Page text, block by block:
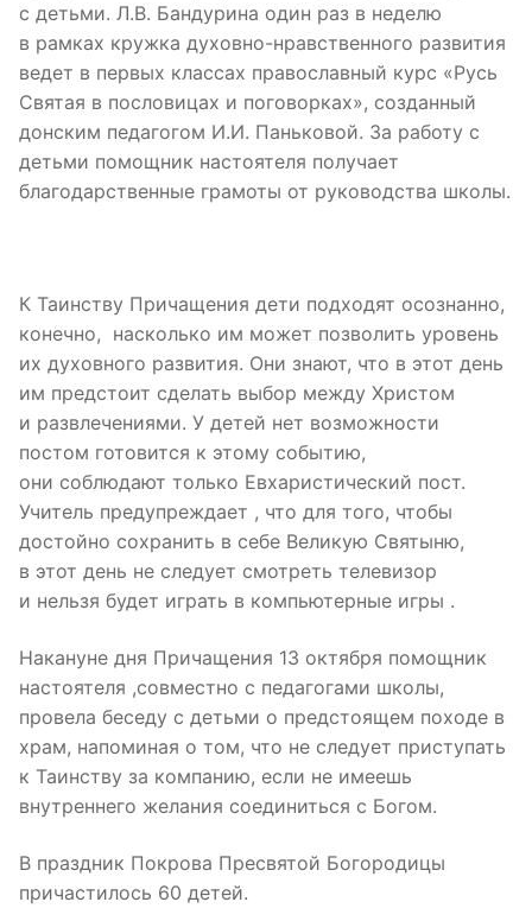
с детьми. Л.В. Бандурина один раз в неделю
в рамках кружка духовно-нравственного развития
ведет в первых классах православный курс «Русь
Святая в пословицах и поговорках», созданный
донским педагогом И.И. Паньковой. За работу с
детьми помощник настоятеля получает
благодарственные грамоты от руководства школы.
К Таинству Причащения дети подходят осознанно,
конечно, насколько им может позволить уровень
их духовного развития. Они знают, что в этот день
им предстоит сделать выбор между Христом
и развлечениями. У детей нет возможности
постом готовится к этому событию,
они соблюдают только Евхаристический пост.
Учитель предупреждает , что для того, чтобы
достойно сохранить в себе Великую Святыню,
в этот день не следует смотреть телевизор
и нельзя будет играть в компьютерные игры .
Накануне дня Причащения 13 октября помощник
настоятеля ,совместно с педагогами школы,
провела беседу с детьми о предстоящем походе в
храм, напоминая о том, что не следует приступать
к Таинству за компанию, если не имеешь
внутреннего желания соединиться с Богом.
В праздник Покрова Пресвятой Богородицы
причастилось 60 детей.